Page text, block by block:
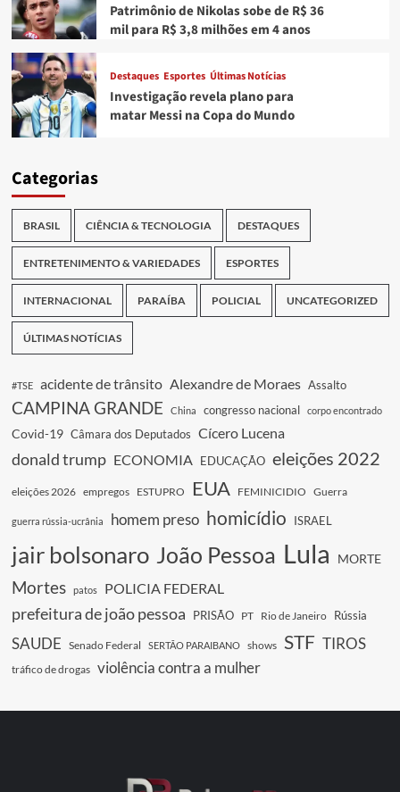
Patrimônio de Nikolas sobe de R$ 36
mil para R$ 3,8 milhões em 4 anos
Destaques Esportes Últimas Notícias
Investigação revela plano para
matar Messi na Copa do Mundo
Categorias
BRASIL CIÊNCIA & TECNOLOGIA DESTAQUES
ENTRETENIMENTO & VARIEDADES ESPORTES
INTERNACIONAL PARAÍBA POLICIAL UNCATEGORIZED
ÚLTIMAS NOTÍCIAS
#TSE acidente de trânsito Alexandre de Moraes Assalto
CAMPINA GRANDE China congresso nacional corpo encontrado
Covid-19 Câmara dos Deputados Cícero Lucena
donald trump ECONOMIA EDUCAÇÃO eleições 2022
eleições 2026 empregos ESTUPRO EUA FEMINICIDIO Guerra
guerra rússia-ucrânia homem preso homicídio ISRAEL
jair bolsonaro João Pessoa Lula MORTE
Mortes patos POLICIA FEDERAL
prefeitura de joão pessoa PRISÃO PT Rio de Janeiro Rússia
SAUDE Senado Federal SERTÃO PARAIBANO shows STF TIROS
tráfico de drogas violência contra a mulher